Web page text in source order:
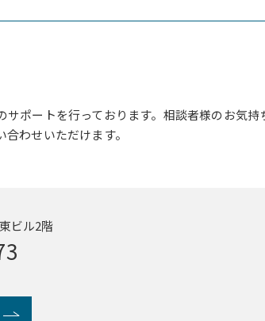
ポートを行っております。相談者様のお気持
わせいただけます。
ビル2階